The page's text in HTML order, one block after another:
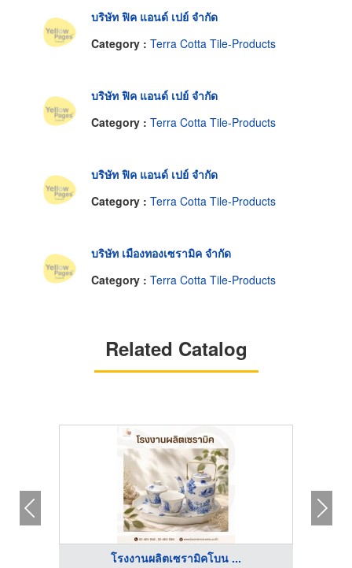
บริษัท ฟิค แอนด์ เปย์ จำกัด
Category : Terra Cotta Tile-Products
บริษัท ฟิค แอนด์ เปย์ จำกัด
Category : Terra Cotta Tile-Products
บริษัท ฟิค แอนด์ เปย์ จำกัด
Category : Terra Cotta Tile-Products
บริษัท เมืองทองเซรามิค จำกัด
Category : Terra Cotta Tile-Products
Related Catalog
โรงงานผลิตเซรามิคโบน ...